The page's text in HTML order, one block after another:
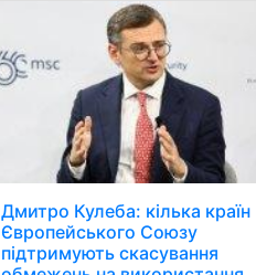
Дмитро Кулеба: кілька країн
Європейського Союзу
підтримують скасування